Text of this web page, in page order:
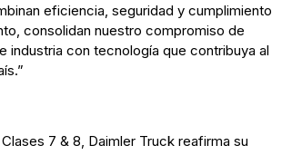
eficiencia, seguridad y cumplimiento
consolidan nuestro compromiso de
industria con tecnología que contribuya al
7 & 8, Daimler Truck reafirma su